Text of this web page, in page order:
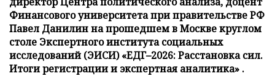
Финансового университета при правительстве РФ
Павел Данилин на прошедшем в Москве круглом
столе Экспертного института социальных
исследований (ЭИСИ) «ЕДГ–2026: Расстановка сил.
Итоги регистрации и экспертная аналитика» .